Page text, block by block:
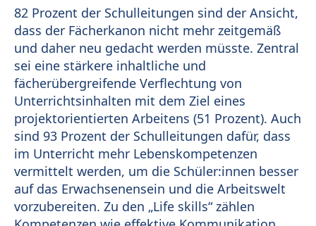
82 Prozent der Schulleitungen sind der Ansicht,
dass der Fächerkanon nicht mehr zeitgemäß
und daher neu gedacht werden müsste. Zentral
sei eine stärkere inhaltliche und
fächerübergreifende Verflechtung von
Unterrichtsinhalten mit dem Ziel eines
projektorientierten Arbeitens (51 Prozent). Auch
sind 93 Prozent der Schulleitungen dafür, dass
im Unterricht mehr Lebenskompetenzen
vermittelt werden, um die Schüler:innen besser
auf das Erwachsenensein und die Arbeitswelt
vorzubereiten. Zu den „Life skills“ zählen